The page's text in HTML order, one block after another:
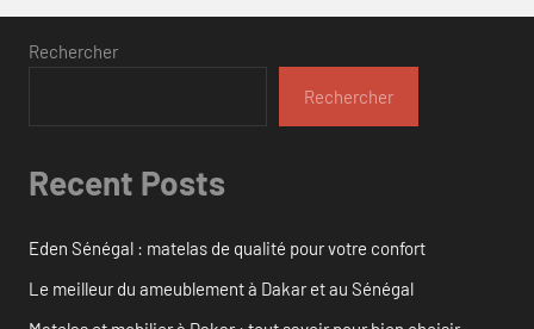
Rechercher
Rechercher
Recent Posts
Eden Sénégal : matelas de qualité pour votre confort
Le meilleur du ameublement à Dakar et au Sénégal